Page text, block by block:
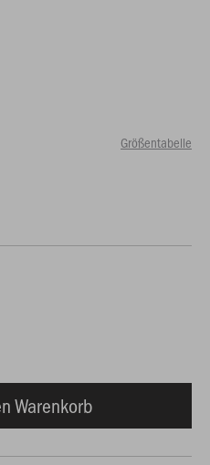
Größentabelle
Warenkorb